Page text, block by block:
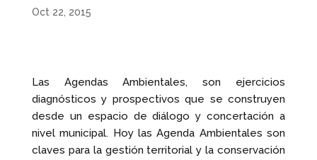
Oct 22, 2015
Las Agendas Ambientales, son ejercicios
diagnósticos y prospectivos que se construyen
desde un espacio de diálogo y concertación a
nivel municipal. Hoy las Agenda Ambientales son
claves para la gestión territorial y la conservación